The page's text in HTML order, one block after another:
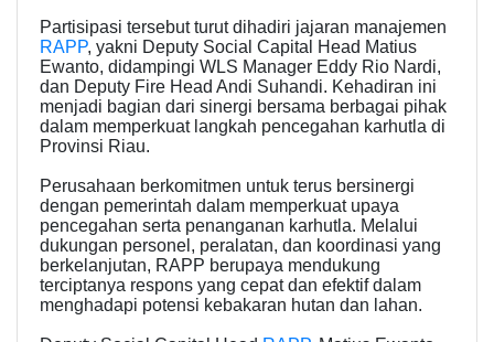
Partisipasi tersebut turut dihadiri jajaran manajemen
RAPP, yakni Deputy Social Capital Head Matius
Ewanto, didampingi WLS Manager Eddy Rio Nardi,
dan Deputy Fire Head Andi Suhandi. Kehadiran ini
menjadi bagian dari sinergi bersama berbagai pihak
dalam memperkuat langkah pencegahan karhutla di
Provinsi Riau.
Perusahaan berkomitmen untuk terus bersinergi
dengan pemerintah dalam memperkuat upaya
pencegahan serta penanganan karhutla. Melalui
dukungan personel, peralatan, dan koordinasi yang
berkelanjutan, RAPP berupaya mendukung
terciptanya respons yang cepat dan efektif dalam
menghadapi potensi kebakaran hutan dan lahan.